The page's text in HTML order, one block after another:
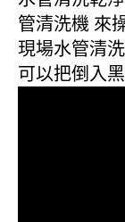
管清洗機 來
現場水管清
可以把倒入